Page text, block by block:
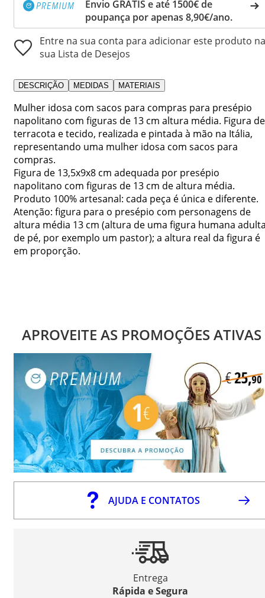
Envio GRÁTIS e até 1500€ de
poupança por apenas 8,90€/ano.
Entre na sua conta para adicionar este produto na
sua Lista de Desejos
DESCRIÇÃO MEDIDAS MATERIAIS
Mulher idosa com sacos para compras para presépio
napolitano com figuras de 13 cm altura média. Figura de
terracota e tecido, realizada e pintada à mão na Itália,
representando uma mulher idosa com sacos para
compras.
Figura de 13,5x9x8 cm adequada por presépio
napolitano com figuras de 13 cm de altura média.
Produto 100% artesanal: cada peça é única e diferente.
Atenção: figura para o presépio com personagens de
altura média 13 cm (altura de uma figura humana
de pé, por exemplo um pastor); a altura real da figura é
em proporção.
APROVEITE AS PROMOÇÕES ATIVAS
AJUDA E CONTATOS
Entrega
Rápida e Segura